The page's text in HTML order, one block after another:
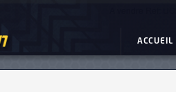
ACCUEIL